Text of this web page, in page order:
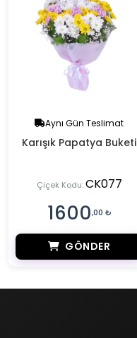
Aynı Gün Teslimat
Karışık Papatya Buketi
Çiçek Kodu:CK077
1600,00 ₺
GÖNDER